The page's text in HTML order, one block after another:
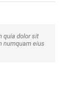
quia dolor sit
numquam eius
laoreet
Curabitur ac